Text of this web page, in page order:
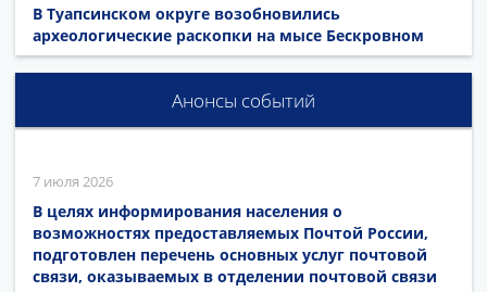
В Туапсинском округе возобновились
археологические раскопки на мысе Бескровном
Анонсы событий
7 июля 2026
В целях информирования населения о
возможностях предоставляемых Почтой России,
подготовлен перечень основных услуг почтовой
связи, оказываемых в отделении почтовой связи